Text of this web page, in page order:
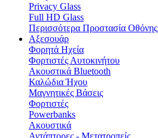
Privacy Glass
Full HD Glass
Περισσότερα Προστασία Οθόνης
Αξεσουάρ
Φορητά Ηχεία
Φορτιστές Αυτοκινήτου
Ακουστικά Bluetooth
Καλώδια Ήχου
Μαγνητικές Βάσεις
Φορτιστές
Powerbanks
Ακουστικά
Αντάπτορες - Μετατροπείς